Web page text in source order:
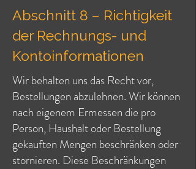
Abschnitt 8 – Richtigkeit
der Rechnungs- und
Kontoinformationen
Wir behalten uns das Recht vor,
Bestellungen abzulehnen. Wir können
nach eigenem Ermessen die pro
Person, Haushalt oder Bestellung
gekauften Mengen beschränken oder
stornieren. Diese Beschränkungen